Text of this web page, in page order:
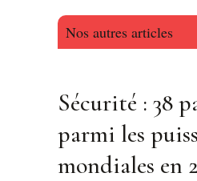
Nos autres articles
Sécurité : 38
parmi les
mondiales en